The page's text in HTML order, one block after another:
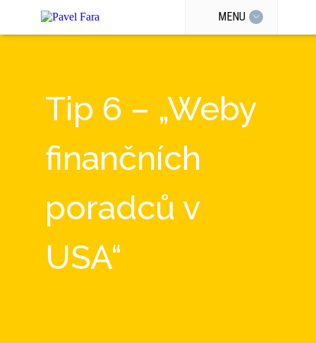
MENU
Tip 6 – „Weby
finančních
poradců v
USA“